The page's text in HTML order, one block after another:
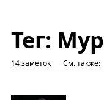
Тег:
14 заметок См. также: